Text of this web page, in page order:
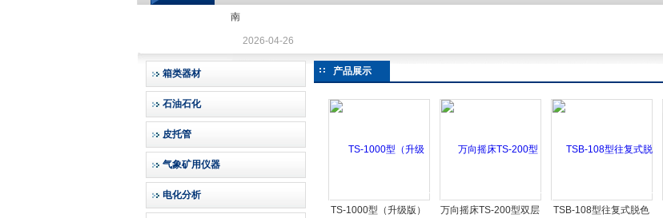
北京北拓仪器设备有限公司
南
2026-04-26
箱类器材
石油石化
皮托管
气象矿用仪器
电化分析
产品展示
TS-1000型（升级版）
万向摇床TS-200型双层
TSB-108型往复式脱色